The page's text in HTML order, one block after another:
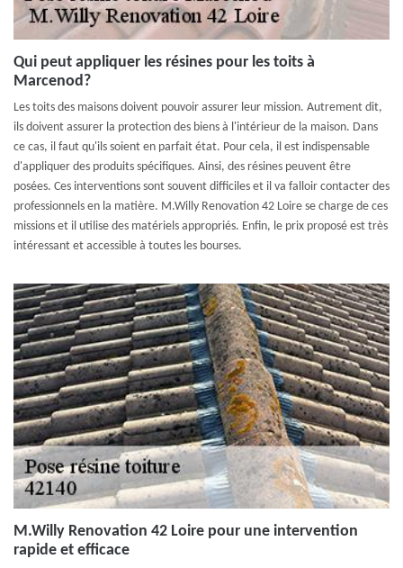
Qui peut appliquer les résines pour les toits à
Marcenod?
Les toits des maisons doivent pouvoir assurer leur mission. Autrement dit,
ils doivent assurer la protection des biens à l'intérieur de la maison. Dans
ce cas, il faut qu'ils soient en parfait état. Pour cela, il est indispensable
d'appliquer des produits spécifiques. Ainsi, des résines peuvent être
posées. Ces interventions sont souvent difficiles et il va falloir contacter des
professionnels en la matière. M.Willy Renovation 42 Loire se charge de ces
missions et il utilise des matériels appropriés. Enfin, le prix proposé est très
intéressant et accessible à toutes les bourses.
M.Willy Renovation 42 Loire pour une intervention
rapide et efficace